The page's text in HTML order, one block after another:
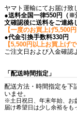
ヤマト運輸にてお届け致
●送料全国一律550円（※
文確認後に送料をご連絡
【一度のお買上げ5,500
●代金引換手数料330円
【5,500円以上お買上げ
ご注文日および入金確認
「配送時間指定」
配送方法・時間指定を下
いませ。
※土日祝日、年末年始、お
届け希望日は少し余裕をも